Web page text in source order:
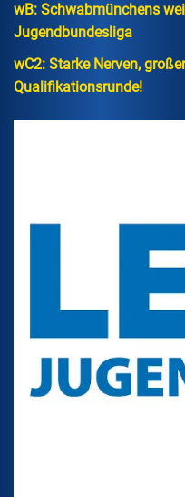
wB: Schwabmünchens
Jugendbundesliga
wC2: Starke Nerven,
Qualifikationsrunde!